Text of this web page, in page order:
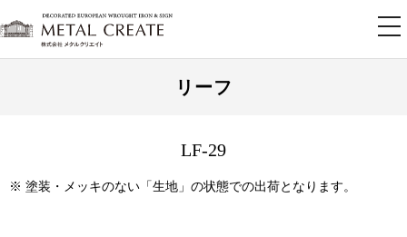
リーフ
LF-29
※ 塗装・メッキのない「生地」の状態での出荷となります。